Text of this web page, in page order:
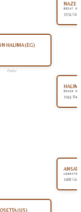
HALIMA (EG)
Padre
EG247 RAS
1934 Grigio
EG420 RAS
1944 Baio
(US)
US0047967
1968 Grigio